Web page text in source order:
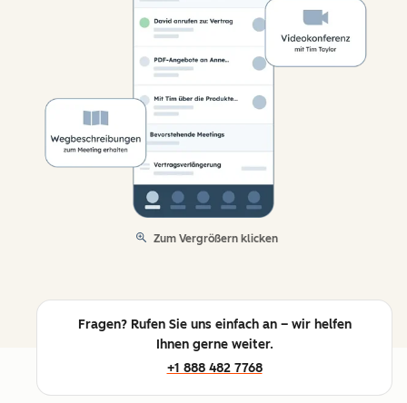
Zum Vergrößern klicken
Fragen? Rufen Sie uns einfach an – wir helfen
Ihnen gerne weiter.
+1 888 482 7768